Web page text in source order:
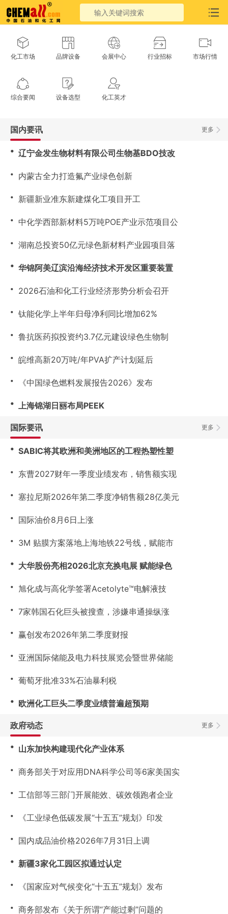
化工市场 品牌设备 会展中心 行业招标 市场行情
综合要闻 设备选型 化工英才
更多
国内要讯
・ 辽宁金发生物材料有限公司生物基BDO技改
・ 内蒙古全力打造氟产业绿色创新
・ 新疆新业准东新建煤化工项目开工
・ 中化学西部新材料5万吨POE产业示范项目公
・ 湖南总投资50亿元绿色新材料产业园项目落
・ 华锦阿美辽滨沿海经济技术开发区重要装置
・ 2026石油和化工行业经济形势分析会召开
・ 钛能化学上半年归母净利同比增加62%
・ 鲁抗医药拟投资约3.7亿元建设绿色生物制
・ 皖维高新20万吨/年PVA扩产计划延后
・ 《中国绿色燃料发展报告2026》发布
・ 上海锦湖日丽布局PEEK
更多
国际要讯
・ SABIC将其欧洲和美洲地区的工程热塑性塑
・ 东曹2027财年一季度业绩发布，销售额实现
・ 塞拉尼斯2026年第二季度净销售额28亿美元
・ 国际油价8月6日上涨
・ 3M 贴膜方案落地上海地铁22号线，赋能市
・ 大华股份亮相2026北京充换电展 赋能绿色
・ 旭化成与高化学签署Acetolyte™电解液技
・ 7家韩国石化巨头被搜查，涉嫌串通操纵涨
・ 赢创发布2026年第二季度财报
・ 亚洲国际储能及电力科技展览会暨世界储能
・ 葡萄牙批准33%石油暴利税
・ 欧洲化工巨头二季度业绩普遍超预期
更多
政府动态
・ 山东加快构建现代化产业体系
・ 商务部关于对应用DNA科学公司等6家美国实
・ 工信部等三部门开展能效、碳效领跑者企业
・ 《工业绿色低碳发展“十五五”规划》印发
・ 国内成品油价格2026年7月31日上调
・ 新疆3家化工园区拟通过认定
・ 《国家应对气候变化“十五五”规划》发布
・ 商务部发布《关于所谓“产能过剩”问题的